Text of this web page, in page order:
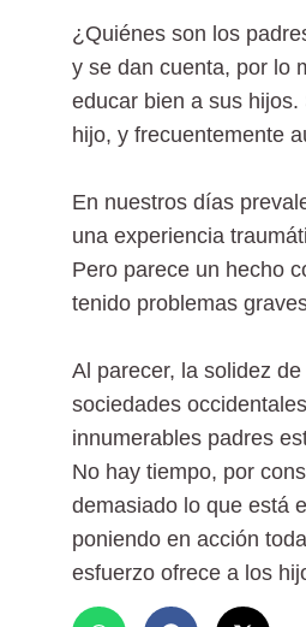
¿Quiénes son los
y se dan cuenta, por lo
educar bien a sus
hijo, y frecuentemente
En nuestros días
una experiencia
Pero parece un hecho
tenido problemas
Al parecer, la solidez
sociedades
innumerables padres
No hay tiempo, por
demasiado lo que está
poniendo en acción
esfuerzo ofrece a los